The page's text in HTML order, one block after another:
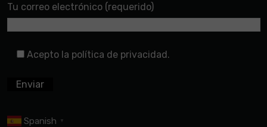
Tu correo electrónico (requerido)
Acepto la política de privacidad.
Spanish ▼